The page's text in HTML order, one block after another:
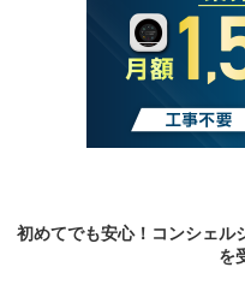
初めてでも安心！コンシェル
を